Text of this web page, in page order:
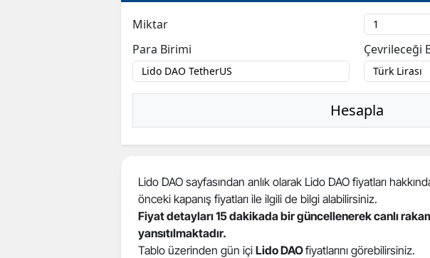
Miktar
Para Birimi
Çevrileceği
Hesapla
Lido DAO sayfasından anlık olarak Lido DAO fiyatları
önceki kapanış fiyatları ile ilgili de bilgi alabilirsiniz.
Fiyat detayları 15 dakikada bir güncellenerek canlı
yansıtılmaktadır.
Tablo üzerinden gün içi Lido DAOfiyatlarını görebilirsiniz.